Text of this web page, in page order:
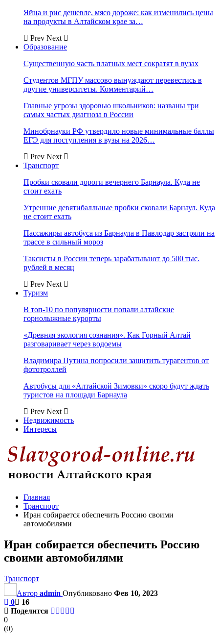
Яйца и рис дешевле, мясо дороже: как изменились цены
на продукты в Алтайском крае за…
Prev Next
Образование
Существенную часть платных мест сократят в вузах
Студентов МГПУ массово вынуждают перевестись в
другие университеты. Комментарий…
Главные угрозы здоровью школьников: названы три
самых частых диагноза в России
Минобрнауки РФ утвердило новые минимальные баллы
ЕГЭ для поступления в вузы на 2026…
Prev Next
Транспорт
Пробки сковали дороги вечернего Барнаула. Куда не
стоит ехать
Утренние девятибалльные пробки сковали Барнаул. Куда
не стоит ехать
Пассажиры автобуса из Барнаула в Павлодар застряли на
трассе в сильный мороз
Таксисты в России теперь зарабатывают до 500 тыс.
рублей в месяц
Prev Next
Туризм
В топ-10 по популярности попали алтайские
горнолыжные курорты
«Древняя экология сознания». Как Горный Алтай
разговаривает через водоемы
Владимира Путина попросили защитить турагентов от
фототроллей
Автобусы для «Алтайской Зимовки» скоро будут ждать
туристов на площади Барнаула
Prev Next
Недвижимость
Интересы
Главная
Транспорт
Иран собирается обеспечить Россию своими
автомобилями
Иран собирается обеспечить Россию
своими автомобилями
Транспорт
Автор admin Опубликовано Фев 10, 2023
0
16
Поделится
0
(0)